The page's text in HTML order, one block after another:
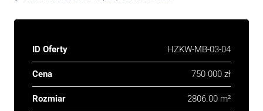
ID Oferty HZKW-MB-03-04
Cena 750 000 zł
Rozmiar 2806.00 m²